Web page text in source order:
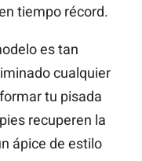
tiempo récord.
es tan
cualquier
tu pisada
recuperen la
ápice de estilo